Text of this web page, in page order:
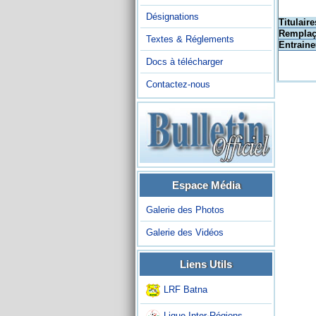
Désignations
Textes & Réglements
Docs à télécharger
Contactez-nous
Espace Média
Galerie des Photos
Galerie des Vidéos
Liens Utils
LRF Batna